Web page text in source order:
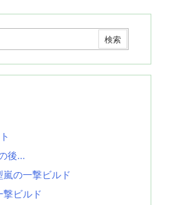
後…
の一撃ビルド
ビルド